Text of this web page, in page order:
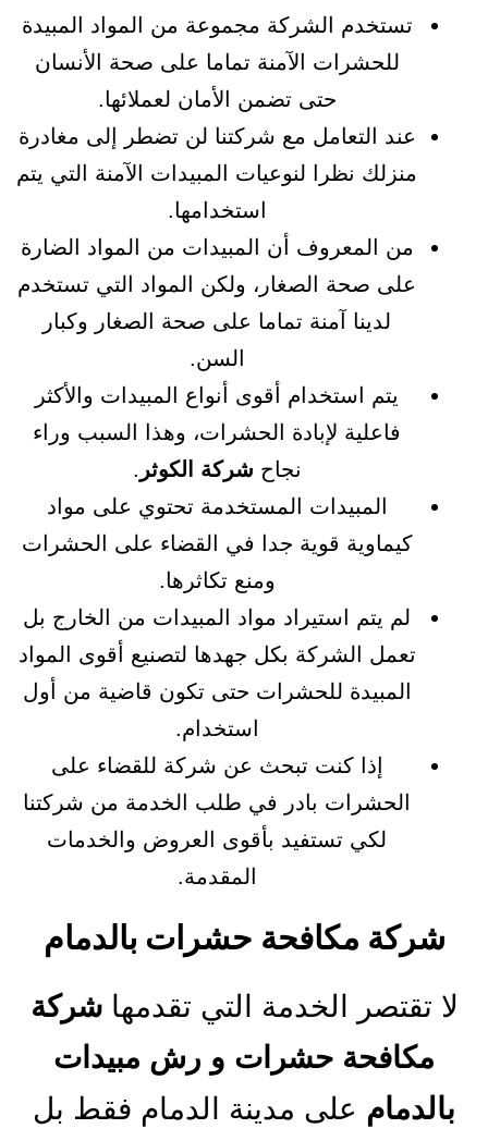
تستخدم الشركة مجموعة من المواد المبيدة
للحشرات الآمنة تماما على صحة الأنسان
حتى تضمن الأمان لعملائها.
عند التعامل مع شركتنا لن تضطر إلى مغادرة
منزلك نظرا لنوعيات المبيدات الآمنة التي يتم
استخدامها.
من المعروف أن المبيدات من المواد الضارة
على صحة الصغار، ولكن المواد التي تستخدم
لدينا آمنة تماما على صحة الصغار وكبار
السن.
يتم استخدام أقوى أنواع المبيدات والأكثر
فاعلية لإبادة الحشرات، وهذا السبب وراء
نجاح شركة الكوثر .
المبيدات المستخدمة تحتوي على مواد
كيماوية قوية جدا في القضاء على الحشرات
ومنع تكاثرها.
لم يتم استيراد مواد المبيدات من الخارج بل
تعمل الشركة بكل جهدها لتصنيع أقوى المواد
المبيدة للحشرات حتى تكون قاضية من أول
استخدام.
إذا كنت تبحث عن شركة للقضاء على
الحشرات بادر في طلب الخدمة من شركتنا
لكي تستفيد بأقوى العروض والخدمات
المقدمة.
شركة مكافحة حشرات بالدمام
لا تقتصر الخدمة التي تقدمهاشركة
مكافحة حشرات و رش مبيدات
بالدمام على مدينة الدمام فقط بل